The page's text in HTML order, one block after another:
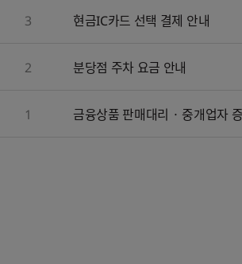
3 현금IC카드 선택 결제 안내
2 분당점 주차 요금 안내
1 금융상품 판매대리 · 중개업자